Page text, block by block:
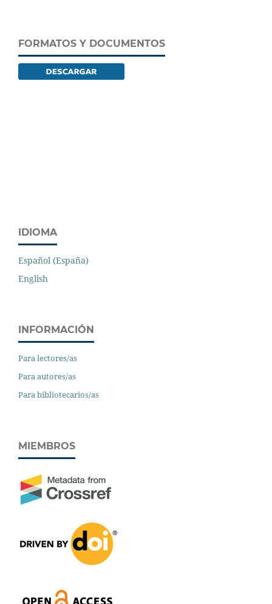
FORMATOS Y DOCUMENTOS
IDIOMA
Español (España)
English
INFORMACIÓN
Para lectores/as
Para autores/as
Para bibliotecarios/as
MIEMBROS